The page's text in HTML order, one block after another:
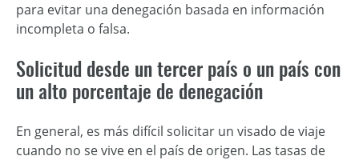
para evitar una denegación basada en información
incompleta o falsa.
Solicitud desde un tercer país o un país con
un alto porcentaje de denegación
En general, es más difícil solicitar un visado de viaje
cuando no se vive en el país de origen. Las tasas de